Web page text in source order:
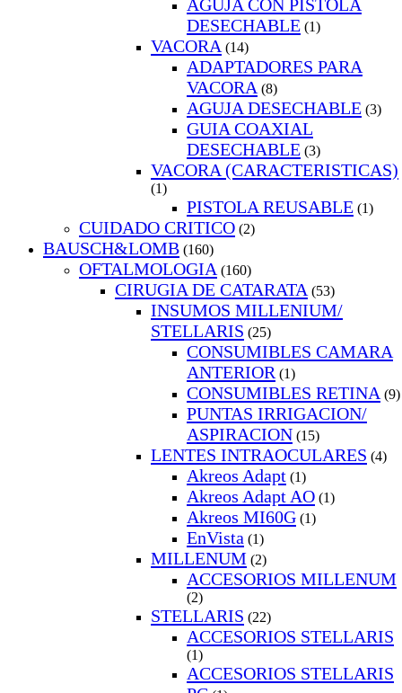
AGUJA CON PISTOLA
DESECHABLE (1)
VACORA (14)
ADAPTADORES PARA
VACORA (8)
AGUJA DESECHABLE (3)
GUIA COAXIAL
DESECHABLE (3)
VACORA (CARACTERISTICAS)
(1)
PISTOLA REUSABLE (1)
CUIDADO CRITICO (2)
BAUSCH&LOMB (160)
OFTALMOLOGIA (160)
CIRUGIA DE CATARATA (53)
INSUMOS MILLENIUM/
STELLARIS (25)
CONSUMIBLES CAMARA
ANTERIOR (1)
CONSUMIBLES RETINA (9)
PUNTAS IRRIGACION/
ASPIRACION (15)
LENTES INTRAOCULARES (4)
Akreos Adapt (1)
Akreos Adapt AO (1)
Akreos MI60G (1)
EnVista (1)
MILLENUM (2)
ACCESORIOS MILLENUM
(2)
STELLARIS (22)
ACCESORIOS STELLARIS
(1)
ACCESORIOS STELLARIS